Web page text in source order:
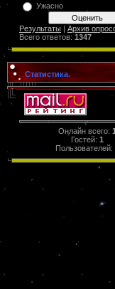
Ужасно
Результаты | Архив
Всего ответов: 1347
Статистика.
Онлайн всего: 1
Гостей: 1
Пользователей: